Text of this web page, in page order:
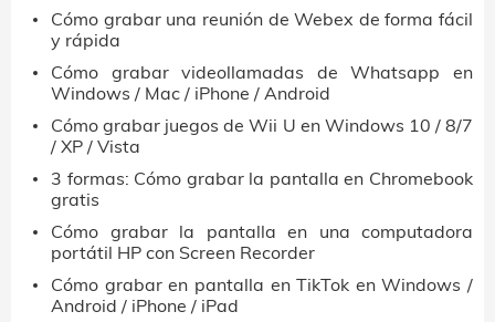
Cómo grabar una reunión de Webex de forma fácil
y rápida
Cómo grabar videollamadas de Whatsapp en
Windows / Mac / iPhone / Android
Cómo grabar juegos de Wii U en Windows 10 / 8/7
/ XP / Vista
3 formas: Cómo grabar la pantalla en Chromebook
gratis
Cómo grabar la pantalla en una computadora
portátil HP con Screen Recorder
Cómo grabar en pantalla en TikTok en Windows /
Android / iPhone / iPad